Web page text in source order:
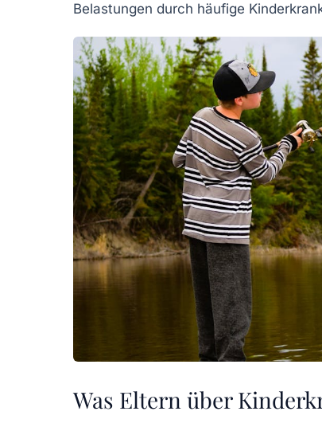
Belastungen durch häufige
Was Eltern über